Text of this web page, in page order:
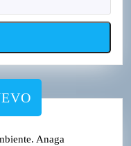
Anaga